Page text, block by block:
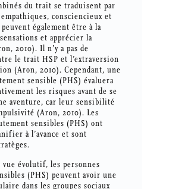
du trait se traduisent par
consciencieux et
également être à la
et apprécier la
2010). Il n’y a pas de
le trait HSP et l’extraversion
(Aron, 2010). Cependant, une
sensible (PHS) évaluera
les risques avant de se
aventure, car leur sensibilité
(Aron, 2010). Les
sensibles (PHS) ont
à l’avance et sont
vue évolutif, les personnes
(PHS) peuvent avoir une
dans les groupes sociaux